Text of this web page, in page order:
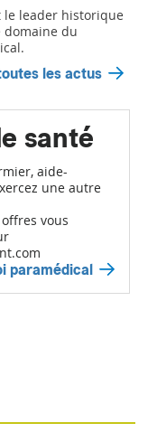
le leader historique
domaine du
les actus
santé
aide-
une autre
vous
paramédical